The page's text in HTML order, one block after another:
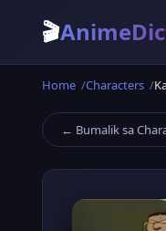
🎬
Home Characters
← Bumalik sa